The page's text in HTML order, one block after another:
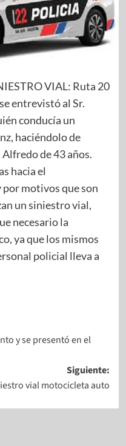
VIAL: Ruta 20
entrevistó al Sr.
conducía un
haciéndolo de
de 43 años.
hacia el
motivos que son
un siniestro vial,
necesario la
ya que los mismos
policial lleva a
y se presentó en el
Siguiente:
vial motocicleta auto